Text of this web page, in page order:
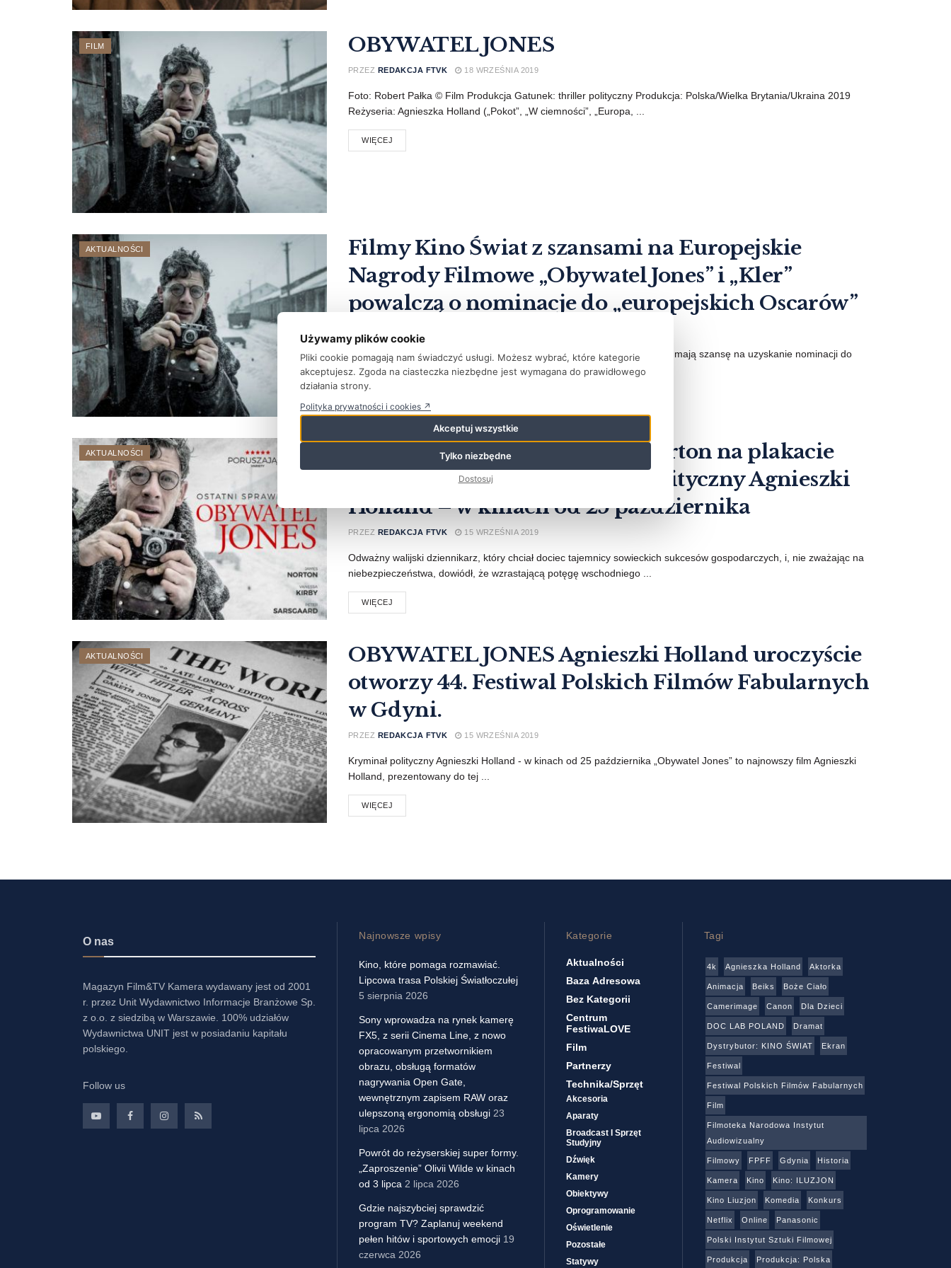
FILM OBYWATEL JONES
PRZEZ REDAKCJA FTVK 18 WRZEŚNIA 2019
Foto: Robert Pałka © Film Produkcja Gatunek: thriller polityczny Produkcja: Polska/Wielka Brytania/Ukraina 2019
Reżyseria: Agnieszka Holland („Pokot”, „W ciemności”, „Europa, ...
WIĘCEJ
AKTUALNOŚCI
Filmy Kino Świat z szansami na Europejskie
Nagrody Filmowe „Obywatel Jones” i „Kler”
powalczą o nominacje do „europejskich Oscarów”
Europejska Akademia Filmowa ogłosiła listę 46 filmów fabularnych, które mają szansę na uzyskanie nominacji do
prestiżowych Europejskich Nagród Filmowych. Wśród ...
AKTUALNOŚCI
Ostatni sprawiedliwy James Norton na plakacie
„Obywatela Jonesa” Thriller polityczny Agnieszki
Holland – w kinach od 25 października
PRZEZ REDAKCJA FTVK 15 WRZEŚNIA 2019
Odważny walijski dziennikarz, który chciał dociec tajemnicy sowieckich sukcesów gospodarczych, i, nie zważając na
niebezpieczeństwa, dowiódł, że wzrastającą potęgę wschodniego ...
WIĘCEJ
AKTUALNOŚCI
OBYWATEL JONES Agnieszki Holland uroczyście
otworzy 44. Festiwal Polskich Filmów Fabularnych
w Gdyni.
PRZEZ REDAKCJA FTVK 15 WRZEŚNIA 2019
Kryminał polityczny Agnieszki Holland - w kinach od 25 października „Obywatel Jones” to najnowszy film Agnieszki
Holland, prezentowany do tej ...
WIĘCEJ
O nas
Magazyn Film&TV Kamera wydawany jest od 2001
r. przez Unit Wydawnictwo Informacje Branżowe Sp.
z o.o. z siedzibą w Warszawie. 100% udziałów
Wydawnictwa UNIT jest w posiadaniu kapitału
polskiego.
Follow us
Najnowsze wpisy
Kino, które pomaga rozmawiać.
Lipcowa trasa Polskiej Światłoczułej
5 sierpnia 2026
Sony wprowadza na rynek kamerę
FX5, z serii Cinema Line, z nowo
opracowanym przetwornikiem
obrazu, obsługą formatów
nagrywania Open Gate,
wewnętrznym zapisem RAW oraz
ulepszoną ergonomią obsługi 23
lipca 2026
Powrót do reżyserskiej super formy.
„Zaproszenie” Olivii Wilde w kinach
od 3 lipca 2 lipca 2026
Gdzie najszybciej sprawdzić
program TV? Zaplanuj weekend
pełen hitów i sportowych emocji 19
czerwca 2026
Kategorie
Aktualności
Baza Adresowa
Bez Kategorii
Centrum
FestiwaLOVE
Film
Partnerzy
Technika/sprzęt
Akcesoria
Aparaty
Broadcast I Sprzęt
Studyjny
Dźwięk
Kamery
Obiektywy
Oprogramowanie
Oświetlenie
Pozostałe
Statywy
Tagi
4k Agnieszka Holland Aktorka
Animacja Beiks Boże Ciało
Camerimage Canon Dla Dzieci
DOC LAB POLAND Dramat
Dystrybutor: KINO ŚWIAT Ekran
Festiwal
Festiwal Polskich Filmów Fabularnych
Film
Filmoteka Narodowa Instytut
Audiowizualny
Filmowy FPFF Gdynia Historia
Kamera Kino Kino: ILUZJON
Kino Liuzjon Komedia Konkurs
Netflix Online Panasonic
Polski Instytut Sztuki Filmowej
Produkcja Produkcja: Polska
Używamy plików cookie
Pliki cookie pomagają nam świadczyć usługi. Możesz wybrać, które kategorie
akceptujesz. Zgoda na ciasteczka niezbędne jest wymagana do prawidłowego
działania strony.
Polityka prywatności i cookies ↗
Akceptuj wszystkie
Tylko niezbędne
Dostosuj